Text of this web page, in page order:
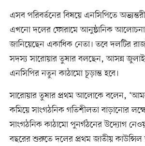
এসব পরিবর্তনের বিষয়ে এনসিপিতে
এখনো দলের ফোরামে আনুষ্ঠানিক
জানিয়েছেন একাধিক নেতা। তবে দলটির
সদস্য সারোয়ার তুষার বলছেন, আসন্ন
এনসিপির নতুন কাঠামো চূড়ান্ত হবে।
সারোয়ার তুষার প্রথম আলোকে বলেন,
কমিয়ে সাংগঠনিক গতিশীলতা বাড়ানোর
সাংগঠনিক কাঠামো পুনর্গঠনের উদ্যোগ
বছরের শুরুতে দলের প্রথম জাতীয় কাউন্সিল